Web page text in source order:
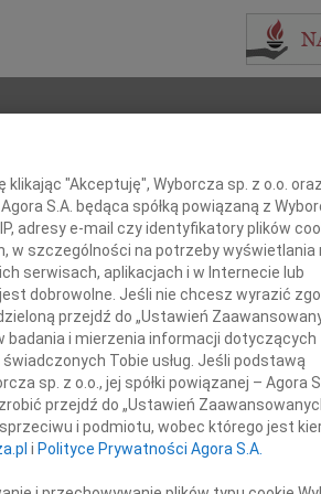
Imię i nazwisko lub numer
+ szukanie
INNE NEKROLOGI
06.08.2026Radom
Annie Ciskowskiej
Zdzisław Maszkiewicz
Z ogromnym smutkiem i
Danuta Grabowska
Z ogromnym
26.05.2026
Panu Dariuszowi
"Akceptuję", Wyborcza sp. z o.o.
S.A. będąca spółką powiązaną z
adresy e-mail czy identyfikatory plików
w szczególności na potrzeby wyświetlania
serwisach, aplikacjach i w Internecie lub
dobrowolne. Jeśli nie chcesz wyrazić
przejdź do „Ustawień
badania i mierzenia informacji dotyczących
Tobie usług. Jeśli podstawą
sp. z o.o., jej spółki powiązanej – Agora
przejdź do „Ustawień
i podmiotu, wobec którego jest
i Polityce Prywatności Agora S.A.